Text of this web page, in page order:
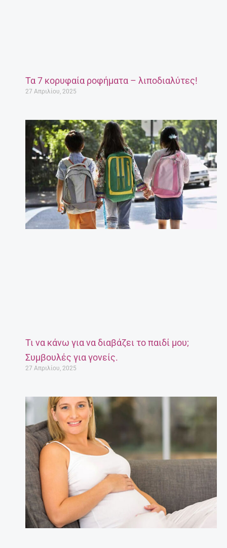
Τα 7 κορυφαία ροφήματα – λιποδιαλύτες!
27 Απριλίου, 2025
Τι να κάνω για να διαβάζει το παιδί μου;
Συμβουλές για γονείς.
27 Απριλίου, 2025